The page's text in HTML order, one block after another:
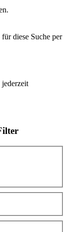
diese Suche per